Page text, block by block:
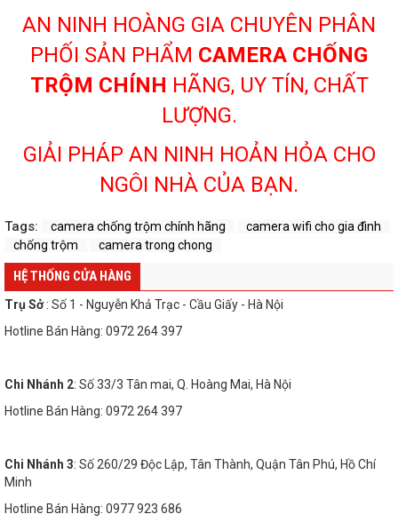
AN NINH HOÀNG GIA CHUYÊN PHÂN
PHỐI SẢN PHẨM CAMERA CHỐNG
TRỘM CHÍNH HÃNG, UY TÍN, CHẤT
LƯỢNG.
GIẢI PHÁP AN NINH HOẢN HỎA CHO
NGÔI NHÀ CỦA BẠN.
Tags: camera chống trộm chính hãng
camera wifi cho gia đình
chống trộm
camera trong chong
HỆ THỐNG CỬA HÀNG
Trụ Sở: Số 1 - Nguyễn Khả Trạc - Cầu Giấy - Hà Nội
Hotline Bán Hàng: 0972 264 397
Chi Nhánh 2: Số 33/3 Tân mai, Q. Hoàng Mai, Hà Nội
Hotline Bán Hàng: 0972 264 397
Chi Nhánh 3: Số 260/29 Độc Lập, Tân Thành, Quận Tân Phú, Hồ Chí
Minh
Hotline Bán Hàng: 0977 923 686